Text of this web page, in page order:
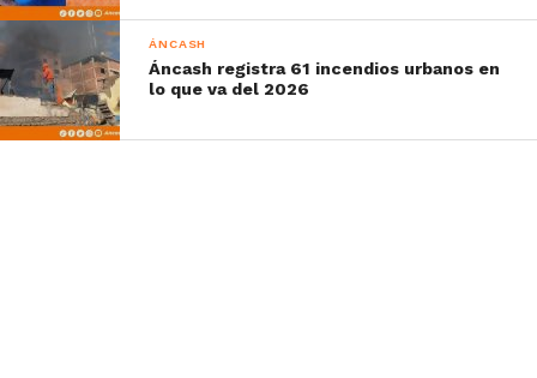
ÁNCASH
Áncash registra 61 incendios urbanos en
lo que va del 2026